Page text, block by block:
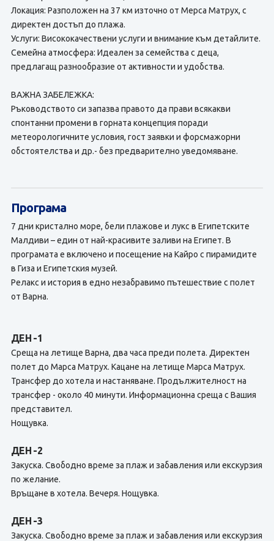
Локация: Разположен на 37 км източно от Мерса Матрух, с
директен достъп до плажа.
Услуги: Висококачествени услуги и внимание към детайлите.
Семейна атмосфера: Идеален за семейства с деца,
предлагащ разнообразие от активности и удобства.
ВАЖНА ЗАБЕЛЕЖКА:
Ръководството си запазва правото да прави всякакви
спонтанни промени в горната концепция поради
метеорологичните условия, гост заявки и форсмажорни
обстоятелства и др.- без предварително уведомяване.
Програма
7 дни кристално море, бели плажове и лукс в Египетските
Малдиви – един от най-красивите заливи на Египет. В
програмата е включено и посещение на Кайро с пирамидите
в Гиза и Египетския музей.
Релакс и история в едно незабравимо пътешествие с полет
от Варна.
ДЕН -1
Среща на летище Варна, два часа преди полета. Директен
полет до Марса Матрух. Кацане на летище Марса Матрух.
Трансфер до хотела и настаняване. Продължителност на
трансфер - около 40 минути. Информационна среща с Вашия
представител.
Нощувка.
ДЕН -2
Закуска. Свободно време за плаж и забавления или екскурзия
по желание.
Връщане в хотела. Вечеря. Нощувка.
ДЕН -3
Закуска. Свободно време за плаж и забавления или екскурзия